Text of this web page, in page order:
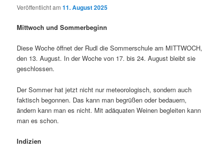
Veröffentlicht am11. August 2025
Mittwoch und Sommerbeginn
Diese Woche öffnet der Rudl die Sommerschule am MITTWOCH,
den 13. August. In der Woche von 17. bis 24. August bleibt sie
geschlossen.
Der Sommer hat jetzt nicht nur meteorologisch, sondern auch
faktisch begonnen. Das kann man begrüßen oder bedauern,
ändern kann man es nicht. Mit adäquaten Weinen begleiten kann
man es schon.
Indizien